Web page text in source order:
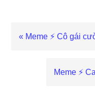
Previous
« Meme ⚡ Cô gái
Next
Meme ⚡